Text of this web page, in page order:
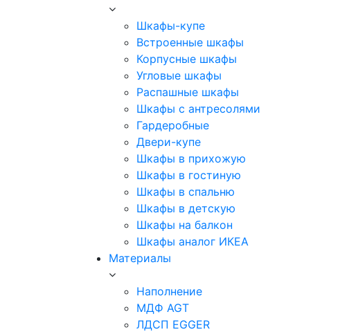
Шкафы-купе
Встроенные шкафы
Корпусные шкафы
Угловые шкафы
Распашные шкафы
Шкафы с антресолями
Гардеробные
Двери-купе
Шкафы в прихожую
Шкафы в гостиную
Шкафы в спальню
Шкафы в детскую
Шкафы на балкон
Шкафы аналог ИКЕА
Материалы
Наполнение
МДФ AGT
ЛДСП EGGER